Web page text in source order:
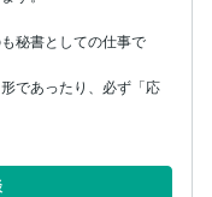
秘書としての仕事で
であったり、必ず「応